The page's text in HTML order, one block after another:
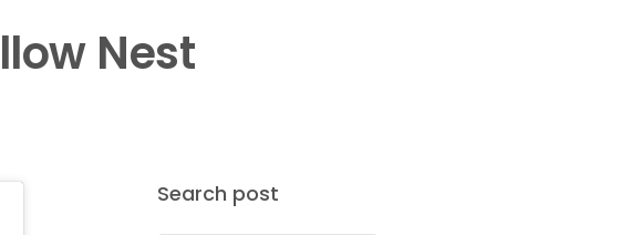
Nest
Search post